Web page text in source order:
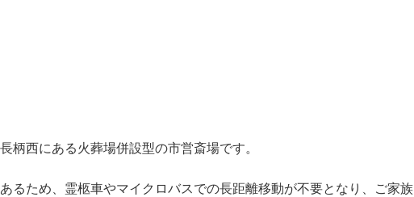
柄西にある火葬場併設型の市営斎場です。
るため、霊柩車やマイクロバスでの長距離移動が不要となり、ご家族